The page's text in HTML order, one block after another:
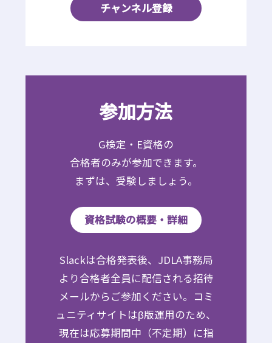
チャンネル登録
参加方法
G検定・E資格の
合格者のみが参加できます。
まずは、受験しましょう。
資格試験の概要・詳細
Slackは合格発表後、JDLA事務局
より合格者全員に配信される招待
メールからご参加ください。コミ
ュニティサイトはβ版運用のため、
現在は応募期間中（不定期）に指